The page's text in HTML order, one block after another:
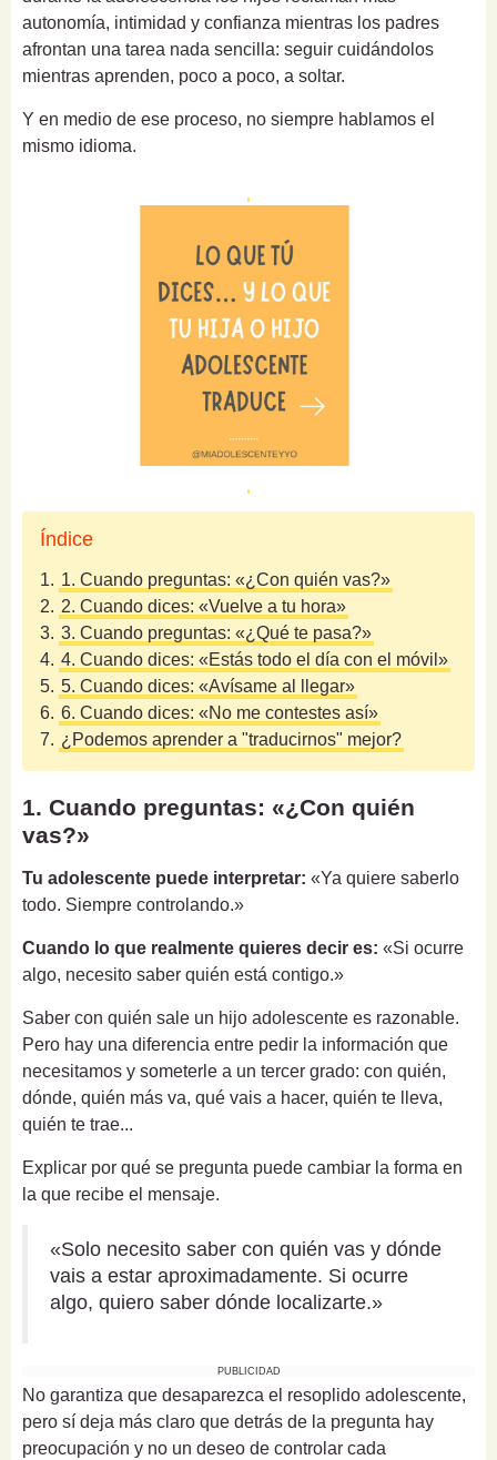
autonomía, intimidad y confianza mientras los padres
afrontan una tarea nada sencilla: seguir cuidándolos
mientras aprenden, poco a poco, a soltar.
Y en medio de ese proceso, no siempre hablamos el
mismo idioma.
Índice
1. 1. Cuando preguntas: «¿Con quién vas?»
2. 2. Cuando dices: «Vuelve a tu hora»
3. 3. Cuando preguntas: «¿Qué te pasa?»
4. 4. Cuando dices: «Estás todo el día con el móvil»
5. 5. Cuando dices: «Avísame al llegar»
6. 6. Cuando dices: «No me contestes así»
7. ¿Podemos aprender a "traducirnos" mejor?
1. Cuando preguntas: «¿Con quién
vas?»
Tu adolescente puede interpretar: «Ya quiere saberlo
todo. Siempre controlando.»
Cuando lo que realmente quieres decir es: «Si ocurre
algo, necesito saber quién está contigo.»
Saber con quién sale un hijo adolescente es razonable.
Pero hay una diferencia entre pedir la información que
necesitamos y someterle a un tercer grado: con quién,
dónde, quién más va, qué vais a hacer, quién te lleva,
quién te trae...
Explicar por qué se pregunta puede cambiar la forma en
la que recibe el mensaje.
«Solo necesito saber con quién vas y dónde
vais a estar aproximadamente. Si ocurre
algo, quiero saber dónde localizarte.»
PUBLICIDAD
No garantiza que desaparezca el resoplido adolescente,
pero sí deja más claro que detrás de la pregunta hay
preocupación y no un deseo de controlar cada